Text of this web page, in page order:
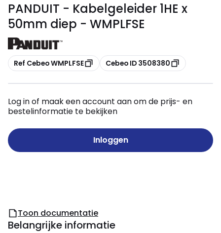
PANDUIT - Kabelgeleider 1HE x
50mm diep - WMPLFSE
Kopiëren
Ref Cebeo WMPLFSE Kopiëren
Cebeo ID 3508380
Log in of maak een account aan om de prijs- en
bestelinformatie te bekijken
Inloggen
Toon documentatie
Belangrijke informatie